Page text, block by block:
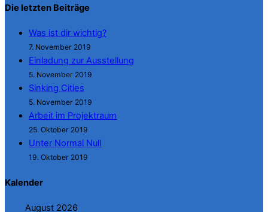
Die letzten Beiträge
Was ist dir wichtig?
7. November 2019
Einladung zur Ausstellung
5. November 2019
Sinking Cities
5. November 2019
Arbeit im Projektraum
25. Oktober 2019
Unter Normal Null
19. Oktober 2019
Kalender
August 2026